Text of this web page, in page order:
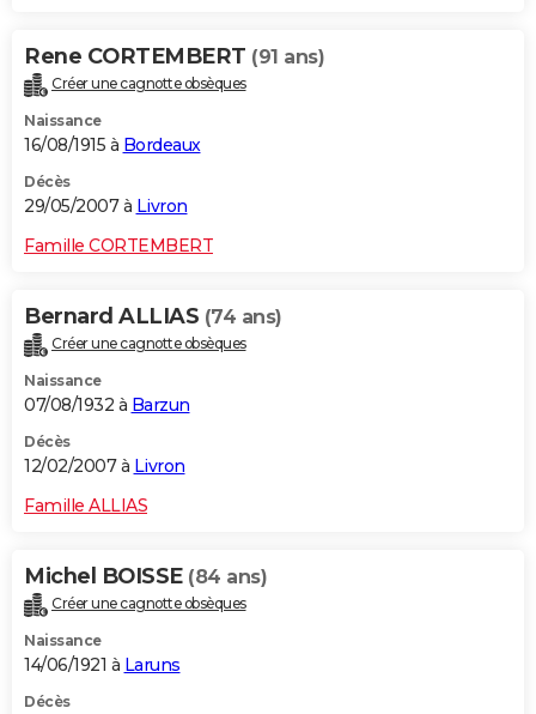
Rene CORTEMBERT (91 ans)
Créer une cagnotte obsèques
Naissance
16/08/1915 à Bordeaux
Décès
29/05/2007 à Livron
Famille CORTEMBERT
Bernard ALLIAS (74 ans)
Créer une cagnotte obsèques
Naissance
07/08/1932 à Barzun
Décès
12/02/2007 à Livron
Famille ALLIAS
Michel BOISSE (84 ans)
Créer une cagnotte obsèques
Naissance
14/06/1921 à Laruns
Décès